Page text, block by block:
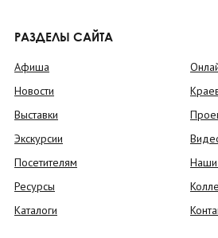
РАЗДЕЛЫ САЙТА
Афиша
Новости
Выставки
Экскурсии
Посетителям
Ресурсы
Каталоги
Наши